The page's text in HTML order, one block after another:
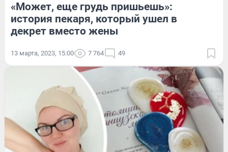
«Может, еще грудь пришьешь»:
история пекаря, который ушел в
декрет вместо жены
13 марта, 2023, 15:00 7 764 49